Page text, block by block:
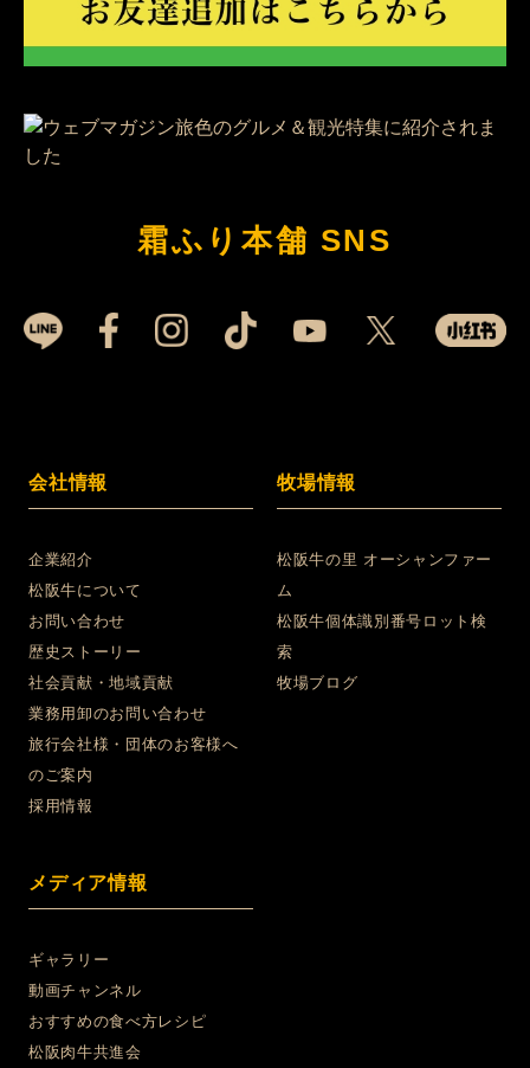
霜ふり本舗 SNS
会社情報
企業紹介
松阪牛について
お問い合わせ
歴史ストーリー
社会貢献・地域貢献
業務用卸のお問い合わせ
旅行会社様・団体のお客様へ
のご案内
採用情報
メディア情報
ギャラリー
動画チャンネル
おすすめの食べ方レシピ
松阪肉牛共進会
牧場情報
松阪牛の里 オーシャンファー
ム
松阪牛個体識別番号ロット検
索
牧場ブログ